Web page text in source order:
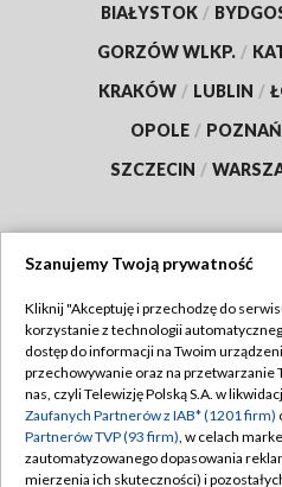
BIAŁYSTOK /
GORZÓW WLKP. /
KRAKÓW / LUBLIN /
OPOLE / POZNAŃ
SZCZECIN /
Abonament TVP
Emisja w TVP
Centrum informacji TVP
Polityka
Moje
Szanujemy Twoją prywatność
Kliknij "Akceptuję i przechodzę do
korzystanie z technologii
dostęp do informacji na Twoim
przechowywanie oraz na przetwarzanie
nas, czyli Telewizję Polską S.A. w
Zaufanych Partnerów z IAB* (1201 firm)
Partnerów TVP (93 firm), w celach
zautomatyzowanego dopasowania
mierzenia ich skuteczności) i